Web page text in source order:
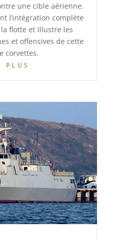
une cible aérienne.
l’intégration complète
flotte et illustre les
et offensives de cette
corvettes.
PLUS